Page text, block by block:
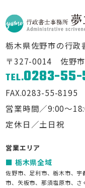
栃木県佐野市の行政
〒327-0014 佐野
TEL.0283-
FAX.0283-55-8195
営業時間／9:00～
定休日／土日祝
営業エリア
栃木県全域
佐野市、足利市、栃木市、
市、矢板市、那須塩原市、さ